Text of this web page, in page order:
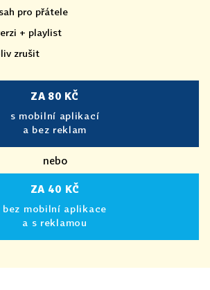
pro přátele
+ playlist
zrušit
ZA 80 KČ
s mobilní aplikací
a bez reklam
nebo
ZA 40 KČ
bez mobilní aplikace
a s reklamou